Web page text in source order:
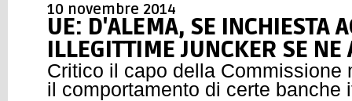
10 novembre 2014
UE: D'ALEMA, SE INCHIESTA
ILLEGITTIME JUNCKER SE NE
Critico il capo della Commissione
il comportamento di certe banche